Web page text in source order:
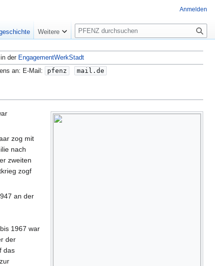
der EngagementWerkStadt
an: E-Mail:
pfenz mail.de
zog mit
nach
zweiten
zogf
an der
1967 war
der
das
Anmelden
Weitere
S
u
c
h
e